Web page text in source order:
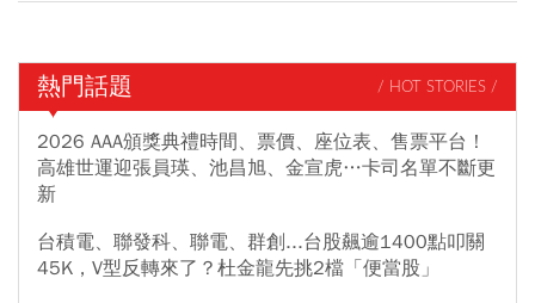
熱門話題 / HOT STORIES /
2026 AAA頒獎典禮時間、票價、座位表、售票平台！
高雄世運迎張員瑛、池昌旭、金宣虎…卡司名單不斷更
新
台積電、聯發科、聯電、群創...台股飆逾1400點叩關
45K，V型反轉來了？杜金龍先挑2檔「便當股」